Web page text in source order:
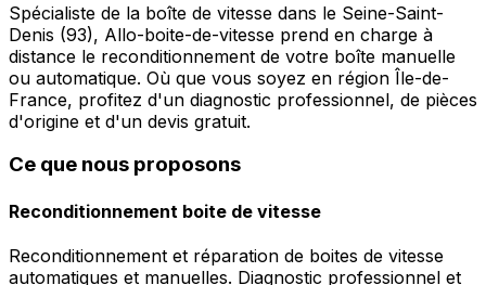
Spécialiste de la boîte de vitesse dans le Seine-Saint-
Denis (93), Allo-boite-de-vitesse prend en charge à
distance le reconditionnement de votre boîte manuelle
ou automatique. Où que vous soyez en région Île-de-
France, profitez d'un diagnostic professionnel, de pièces
d'origine et d'un devis gratuit.
Ce que nous proposons
Reconditionnement boite de vitesse
Reconditionnement et réparation de boites de vitesse
automatiques et manuelles. Diagnostic professionnel et